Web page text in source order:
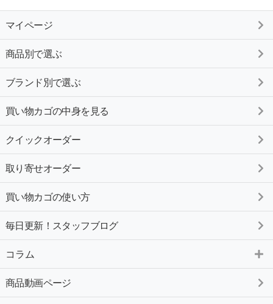
マイページ
商品別で選ぶ
ブランド別で選ぶ
買い物カゴの中身を見る
クイックオーダー
取り寄せオーダー
買い物カゴの使い方
毎日更新！スタッフブログ
コラム
商品動画ページ